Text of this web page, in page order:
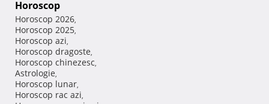
Horoscop
Horoscop 2026,
Horoscop 2025,
Horoscop azi,
Horoscop dragoste,
Horoscop chinezesc,
Astrologie,
Horoscop lunar,
Horoscop rac azi,